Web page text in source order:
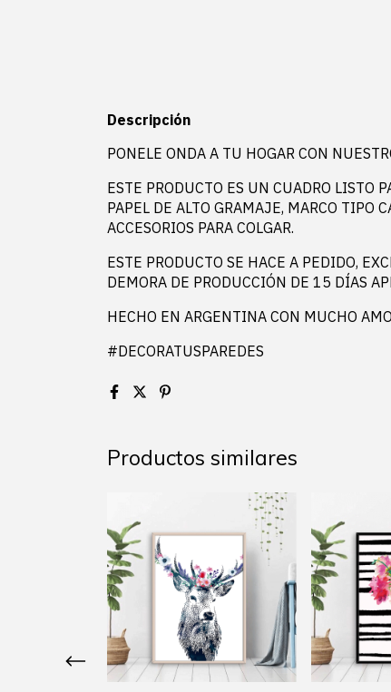
Descripción
PONELE ONDA A TU HOGAR CON
ESTE PRODUCTO ES UN CUADRO LISTO
PAPEL DE ALTO GRAMAJE, MARCO TIPO
ACCESORIOS PARA COLGAR.
ESTE PRODUCTO SE HACE A PEDIDO,
DEMORA DE PRODUCCIÓN DE 15 DÍAS
HECHO EN ARGENTINA CON MUCHO
#DECORATUSPAREDES
Productos similares